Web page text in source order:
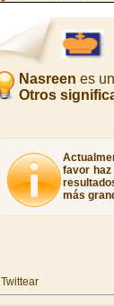
Nasreen es
Otros
favor
más
Twittear